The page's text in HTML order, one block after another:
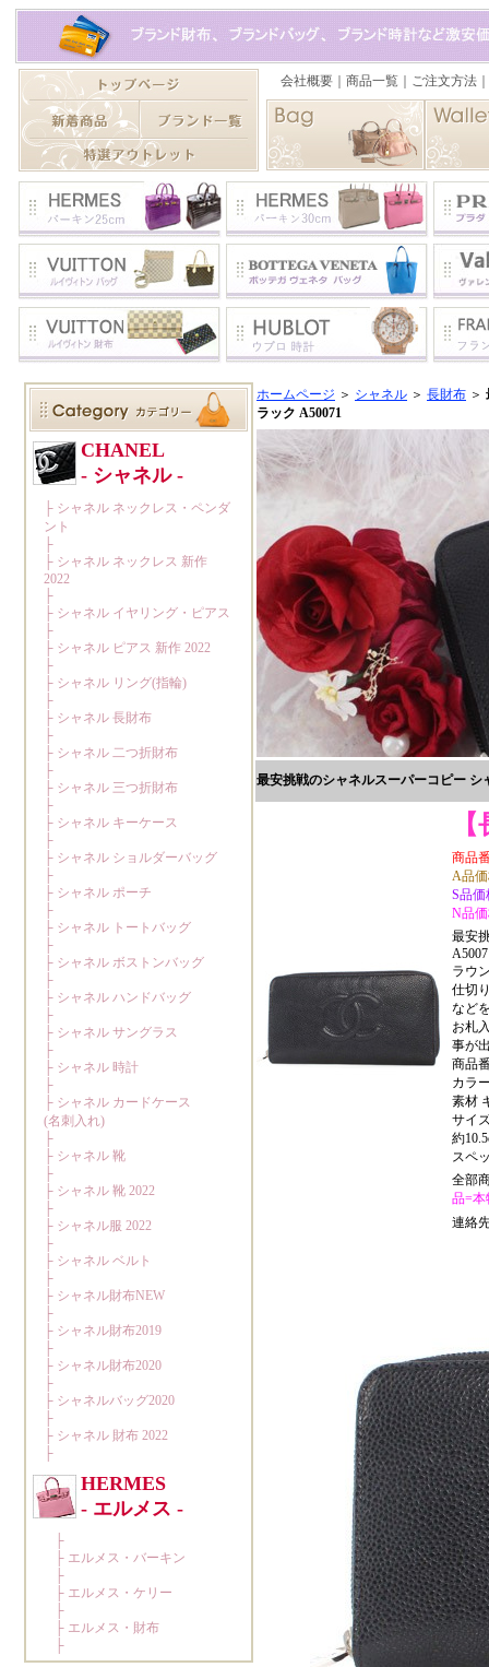
ホームページ ＞ シャネル ＞ 長財布 ＞
ラック A50071
最安挑戦のシャネルスーパーコピー
商品
A品価
S品価
N品
最安
ラウ
仕切
など
お札
事が
商品
カラ
素材
サイ
約
スペ
全部
品=
連絡